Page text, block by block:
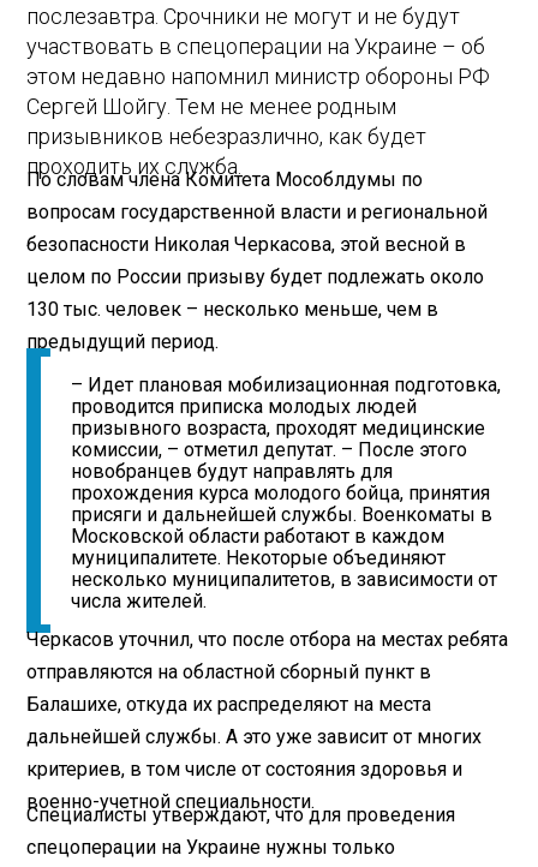
послезавтра. Срочники не могут и не будут
участвовать в спецоперации на Украине – об
этом недавно напомнил министр обороны РФ
Сергей Шойгу. Тем не менее родным
призывников небезразлично, как будет
проходить их служба.
По словам члена Комитета Мособлдумы по
вопросам государственной власти и региональной
безопасности Николая Черкасова, этой весной в
целом по России призыву будет подлежать около
130 тыс. человек – несколько меньше, чем в
предыдущий период.
– Идет плановая мобилизационная подготовка,
проводится приписка молодых людей
призывного возраста, проходят медицинские
комиссии, – отметил депутат. – После этого
новобранцев будут направлять для
прохождения курса молодого бойца, принятия
присяги и дальнейшей службы. Военкоматы в
Московской области работают в каждом
муниципалитете. Некоторые объединяют
несколько муниципалитетов, в зависимости от
числа жителей.
Черкасов уточнил, что после отбора на местах ребята
отправляются на областной сборный пункт в
Балашихе, откуда их распределяют на места
дальнейшей службы. А это уже зависит от многих
критериев, в том числе от состояния здоровья и
военно-­учетной специальности.
Специалисты утверждают, что для проведения
спецоперации на Украине нужны только